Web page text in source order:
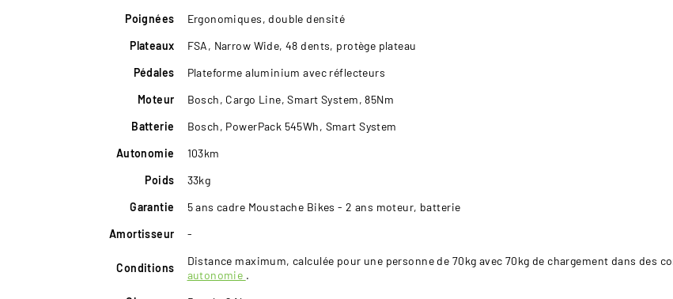
Poignées
Ergonomiques, double densité
Plateaux
FSA, Narrow Wide, 48 dents, protège plateau
Pédales
Plateforme aluminium avec réflecteurs
Moteur
Bosch, Cargo Line, Smart System, 85Nm
Batterie
Bosch, PowerPack 545Wh, Smart System
Autonomie
103km
Poids
33kg
Garantie
5 ans cadre Moustache Bikes - 2 ans moteur, batterie
Amortisseur
-
Conditions
Distance maximum, calculée pour une personne de 70kg avec 70kg de chargement dans des
autonomie .